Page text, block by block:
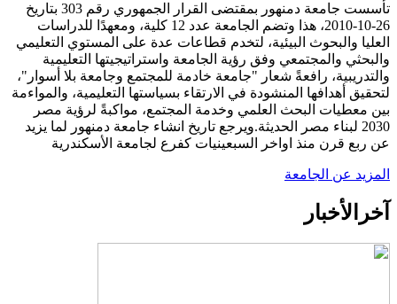
تأسست جامعة دمنهور بمقتضى القرار الجمهوري رقم 303 بتاريخ
26-10-2010، هذا وتضم الجامعة عدد 12 كلية، ومعهدًا للدراسات
العليا والبحوث البيئية، لتخدم قطاعات عدة على المستوي التعليمي
والبحثي والمجتمعي وفق رؤية الجامعة واستراتيجيتها التعليمية
والتدريبية، رافعةً شعار "جامعة خادمة للمجتمع وجامعة بلا أسوار"،
لتحقيق أهدافها المنشودة في الارتقاء بسياستها التعليمية، والمواءمة
بين معطيات البحث العلمي وخدمة المجتمع، مواكبةً لرؤية مصر
2030 لبناء مصر الحديثة.ويرجع تاريخ انشاء جامعة دمنهور لما يزيد
عن ربع قرن منذ اواخر السبعينيات كفرع لجامعة الأسكندرية
المزيد عن الجامعة
آخر الأخبار